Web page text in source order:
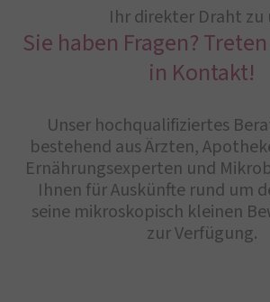
Ihr direkter Draht zu
Sie haben Fragen?
in Kontakt!
Unser hochqualifiziertes
bestehend aus Ärzten,
Ernährungsexperten und
Ihnen für Auskünfte rund um
seine mikroskopisch kleinen
zur Verfügung.